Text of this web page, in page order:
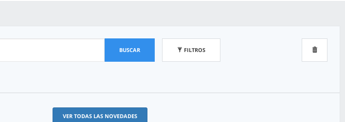
BUSCAR FILTROS
VER TODAS LAS NOVEDADES